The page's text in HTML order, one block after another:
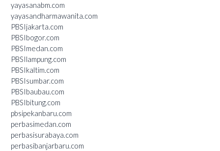
yayasanabm.com
yayasandharmawanita.com
PBSIjakarta.com
PBSIbogor.com
PBSImedan.com
PBSIlampung.com
PBSIkaltim.com
PBSIsumbar.com
PBSIbaubau.com
PBSIbitung.com
pbsipekanbaru.com
perbasimedan.com
perbasisurabaya.com
perbasibanjarbaru.com